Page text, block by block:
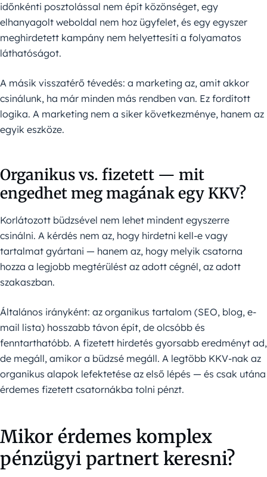
időnkénti posztolással nem épít közönséget, egy
elhanyagolt weboldal nem hoz ügyfelet, és egy egyszer
meghirdetett kampány nem helyettesíti a folyamatos
láthatóságot.
A másik visszatérő tévedés: a marketing az, amit akkor
csinálunk, ha már minden más rendben van. Ez fordított
logika. A marketing nem a siker következménye, hanem az
egyik eszköze.
Organikus vs. fizetett — mit
engedhet meg magának egy KKV?
Korlátozott büdzsével nem lehet mindent egyszerre
csinálni. A kérdés nem az, hogy hirdetni kell-e vagy
tartalmat gyártani — hanem az, hogy melyik csatorna
hozza a legjobb megtérülést az adott cégnél, az adott
szakaszban.
Általános irányként: az organikus tartalom (SEO, blog, e-
mail lista) hosszabb távon épít, de olcsóbb és
fenntarthatóbb. A fizetett hirdetés gyorsabb eredményt ad,
de megáll, amikor a büdzsé megáll. A legtöbb KKV-nak az
organikus alapok lefektetése az első lépés — és csak utána
érdemes fizetett csatornákba tolni pénzt.
Mikor érdemes komplex
pénzügyi partnert keresni?